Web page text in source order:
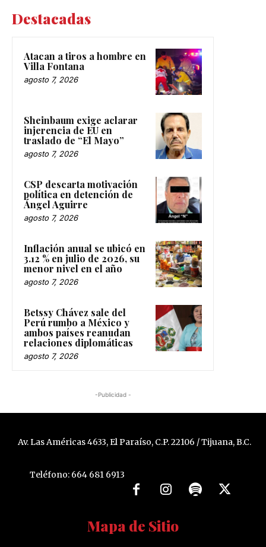
Destacadas
Atacan a tiros a hombre en
Villa Fontana
agosto 7, 2026
Sheinbaum exige aclarar
injerencia de EU en
traslado de “El Mayo”
agosto 7, 2026
CSP descarta motivación
política en detención de
Ángel Aguirre
agosto 7, 2026
Inflación anual se ubicó en
3.12 % en julio de 2026, su
menor nivel en el año
agosto 7, 2026
Betssy Chávez sale del
Perú rumbo a México y
ambos países reanudan
relaciones diplomáticas
agosto 7, 2026
-Publicidad -
Av. Las Américas 4633, El Paraíso, C.P. 22106 / Tijuana, B.C.
Teléfono: 664 681 6913
Mapa de Sitio